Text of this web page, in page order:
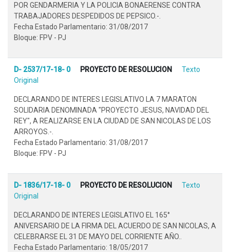
POR GENDARMERIA Y LA POLICIA BONAERENSE CONTRA
TRABAJADORES DESPEDIDOS DE PEPSICO.-.
Fecha Estado Parlamentario: 31/08/2017
Bloque: FPV - PJ
D- 2537/17-18- 0 PROYECTO DE RESOLUCION
Texto
Original
DECLARANDO DE INTERES LEGISLATIVO LA 7 MARATON
SOLIDARIA DENOMINADA "PROYECTO JESUS, NAVIDAD DEL
REY", A REALIZARSE EN LA CIUDAD DE SAN NICOLAS DE LOS
ARROYOS.-.
Fecha Estado Parlamentario: 31/08/2017
Bloque: FPV - PJ
D- 1836/17-18- 0 PROYECTO DE RESOLUCION
Texto
Original
DECLARANDO DE INTERES LEGISLATIVO EL 165°
ANIVERSARIO DE LA FIRMA DEL ACUERDO DE SAN NICOLAS, A
CELEBRARSE EL 31 DE MAYO DEL CORRIENTE AÑO..
Fecha Estado Parlamentario: 18/05/2017